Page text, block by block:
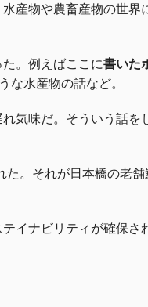
産物や農畜産物の世界
。例えばここに書いた
な水産物の話など。
気味だ。そういう話を
。それが日本橋の老舗
イナビリティが確保さ